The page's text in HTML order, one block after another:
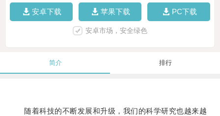
安卓下载 苹果下载 PC下载
安卓市场，安全绿色
简介 排行
随着科技的不断发展和升级，我们的科学研究也越来越